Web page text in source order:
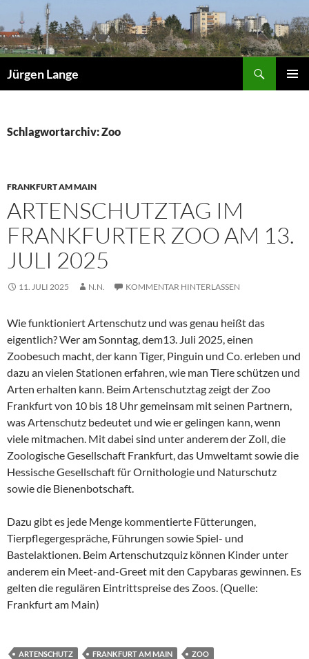
Inhalt
springen
Jürgen Lange
Schlagwortarchiv: Zoo
FRANKFURT AM MAIN
ARTENSCHUTZTAG IM
FRANKFURTER ZOO AM 13.
JULI 2025
11. JULI 2025 N.N. KOMMENTAR HINTERLASSEN
Wie funktioniert Artenschutz und was genau heißt das
eigentlich? Wer am Sonntag, dem13. Juli 2025, einen
Zoobesuch macht, der kann Tiger, Pinguin und Co. erleben und
dazu an vielen Stationen erfahren, wie man Tiere schützen und
Arten erhalten kann. Beim Artenschutztag zeigt der Zoo
Frankfurt von 10 bis 18 Uhr gemeinsam mit seinen Partnern,
was Artenschutz bedeutet und wie er gelingen kann, wenn
viele mitmachen. Mit dabei sind unter anderem der Zoll, die
Zoologische Gesellschaft Frankfurt, das Umweltamt sowie die
Hessische Gesellschaft für Ornithologie und Naturschutz
sowie die Bienenbotschaft.
Dazu gibt es jede Menge kommentierte Fütterungen,
Tierpflegergespräche, Führungen sowie Spiel- und
Bastelaktionen. Beim Artenschutzquiz können Kinder unter
anderem ein Meet-and-Greet mit den Capybaras gewinnen. Es
gelten die regulären Eintrittspreise des Zoos. (Quelle:
Frankfurt am Main)
ARTENSCHUTZ FRANKFURT AM MAIN ZOO